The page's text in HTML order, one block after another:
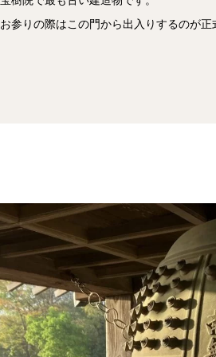
お参りの際はこの門から出入りするのが正